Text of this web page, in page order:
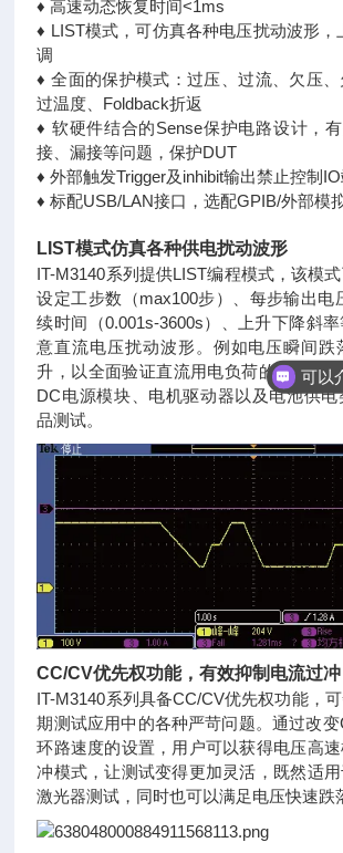
♦ 高速动态恢复时间<1ms
♦ LIST模式，可仿真各种电压扰动波形，
调
♦ 全面的保护模式：过压、过流、欠压、
过温度、Foldback折返
♦ 软硬件结合的Sense保护电路设计，
接、漏接等问题，保护DUT
♦ 外部触发Trigger及inhibit输出禁止控制IO
♦ 标配USB/LAN接口，选配GPIB/外部模
LIST模式仿真各种供电扰动波形
IT-M3140系列提供LIST编程模式，该模
设定工步数（max100步）、每步输出电
续时间（0.001s-3600s）、上升下降斜
意直流电压扰动波形。例如电压瞬间跌
升，以全面验证直流用电负荷的抗干扰性
DC电源模块、电机驱动器以及电池供
品测试。
CC/CV优先权功能，有效抑制电流过冲
IT-M3140系列具备CC/CV优先权功能，
期测试应用中的各种严苛问题。通过改变
环路速度的设置，用户可以获得电压高
冲模式，让测试变得更加灵活，既然适
激光器测试，同时也可以满足电压快速跌